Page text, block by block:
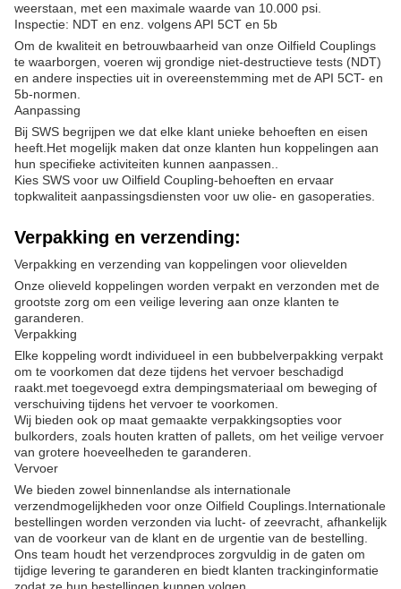
weerstaan, met een maximale waarde van 10.000 psi.
Inspectie: NDT en enz. volgens API 5CT en 5b
Om de kwaliteit en betrouwbaarheid van onze Oilfield Couplings
te waarborgen, voeren wij grondige niet-destructieve tests (NDT)
en andere inspecties uit in overeenstemming met de API 5CT- en
5b-normen.
Aanpassing
Bij SWS begrijpen we dat elke klant unieke behoeften en eisen
heeft.Het mogelijk maken dat onze klanten hun koppelingen aan
hun specifieke activiteiten kunnen aanpassen..
Kies SWS voor uw Oilfield Coupling-behoeften en ervaar
topkwaliteit aanpassingsdiensten voor uw olie- en gasoperaties.
Verpakking en verzending:
Verpakking en verzending van koppelingen voor olievelden
Onze olieveld koppelingen worden verpakt en verzonden met de
grootste zorg om een veilige levering aan onze klanten te
garanderen.
Verpakking
Elke koppeling wordt individueel in een bubbelverpakking verpakt
om te voorkomen dat deze tijdens het vervoer beschadigd
raakt.met toegevoegd extra dempingsmateriaal om beweging of
verschuiving tijdens het vervoer te voorkomen.
Wij bieden ook op maat gemaakte verpakkingsopties voor
bulkorders, zoals houten kratten of pallets, om het veilige vervoer
van grotere hoeveelheden te garanderen.
Vervoer
We bieden zowel binnenlandse als internationale
verzendmogelijkheden voor onze Oilfield Couplings.Internationale
bestellingen worden verzonden via lucht- of zeevracht, afhankelijk
van de voorkeur van de klant en de urgentie van de bestelling.
Ons team houdt het verzendproces zorgvuldig in de gaten om
tijdige levering te garanderen en biedt klanten trackinginformatie